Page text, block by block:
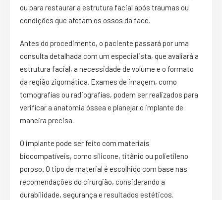
ou para restaurar a estrutura facial após traumas ou
condições que afetam os ossos da face.
Antes do procedimento, o paciente passará por uma
consulta detalhada com um especialista, que avaliará a
estrutura facial, a necessidade de volume e o formato
da região zigomática. Exames de imagem, como
tomografias ou radiografias, podem ser realizados para
verificar a anatomia óssea e planejar o implante de
maneira precisa.
O implante pode ser feito com materiais
biocompatíveis, como silicone, titânio ou polietileno
poroso. O tipo de material é escolhido com base nas
recomendações do cirurgião, considerando a
durabilidade, segurança e resultados estéticos.